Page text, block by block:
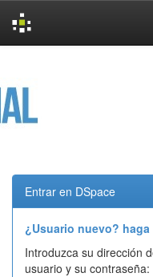
Entrar en DSpace
¿Usuario nuevo?
Introduzca su dirección
usuario y su contraseña: